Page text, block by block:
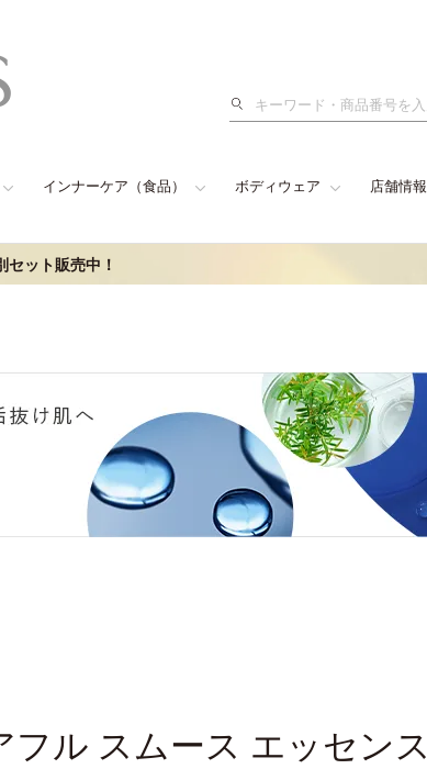
検
インナーケア（食品） ボディウェア 店舗情報
ット販売中！
フル スムース エッセンス